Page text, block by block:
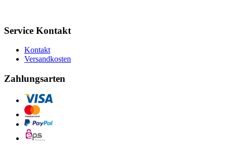
Service Kontakt
Kontakt
Versandkosten
Zahlungsarten